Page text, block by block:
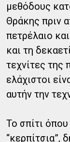
μεθόδους
Θράκης πριν
πετρέλαιο
και τη
τεχνίτες της
ελάχιστοι
αυτήν την
Το σπίτι
“κερπίτσια”,